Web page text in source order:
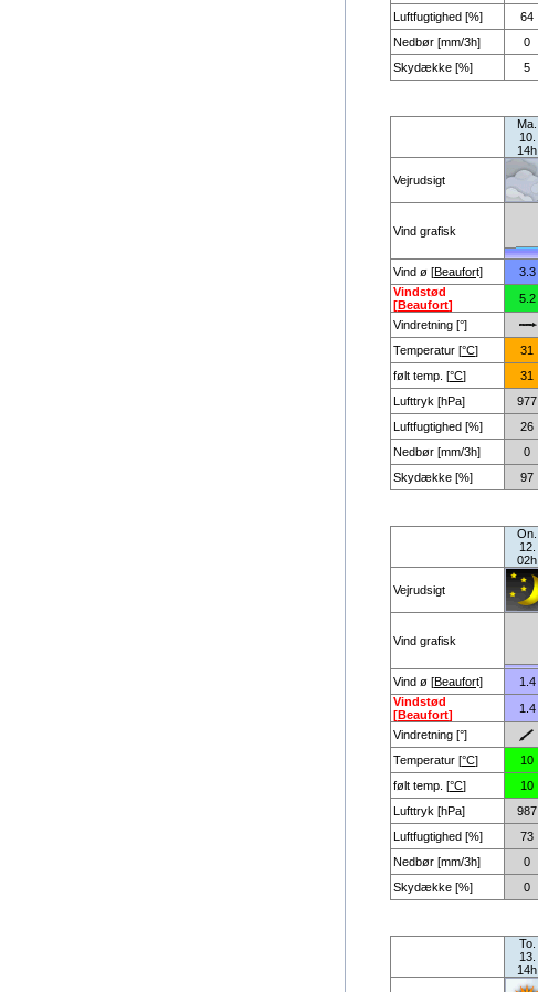
Luftfugtighed [%]
64
Nedbør [mm/3h]
0
Skydække [%]
5
Ma.
10.
14h
Vejrudsigt
Vind grafisk
Vind ø [Beaufort] 3.3
Vindstød
[Beaufort] 5.2
Vindretning [°]
Temperatur [°C] 31
følt temp. [°C] 31
Lufttryk [hPa]
977
Luftfugtighed [%]
26
Nedbør [mm/3h]
0
Skydække [%]
97
On.
12.
02h
Vejrudsigt
Vind grafisk
Vind ø [Beaufort] 1.4
Vindstød
[Beaufort] 1.4
Vindretning [°]
Temperatur [°C] 10
følt temp. [°C] 10
Lufttryk [hPa]
987
Luftfugtighed [%]
73
Nedbør [mm/3h]
0
Skydække [%]
0
To.
13.
14h